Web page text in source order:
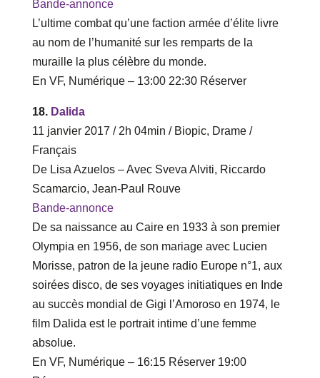
Bande-annonce
L’ultime combat qu’une faction armée d’élite livre
au nom de l’humanité sur les remparts de la
muraille la plus célèbre du monde.
En VF, Numérique – ‎13‎:‎00 ‎22‎:‎30 Réserver
18. Dalida
11 janvier 2017 / 2h 04min / Biopic, Drame /
Français
De Lisa Azuelos – Avec Sveva Alviti, Riccardo
Scamarcio, Jean-Paul Rouve
Bande-annonce
De sa naissance au Caire en 1933 à son premier
Olympia en 1956, de son mariage avec Lucien
Morisse, patron de la jeune radio Europe n°1, aux
soirées disco, de ses voyages initiatiques en Inde
au succès mondial de Gigi l’Amoroso en 1974, le
film Dalida est le portrait intime d’une femme
absolue.
En VF, Numérique – ‎16‎:‎15 Réserver ‎19‎:‎00